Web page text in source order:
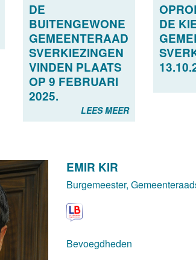
DE
BUITENGEWONE
GEMEENTERAAD
SVERKIEZINGEN
VINDEN PLAATS
OP 9 FEBRUARI
2025.
LEES MEER
DE
EMIR KIR
Burgemeester,
Bevoegdheden